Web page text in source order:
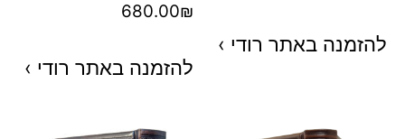
להזמנה באתר רודי ›
680.00₪
להזמנה באתר רודי ›